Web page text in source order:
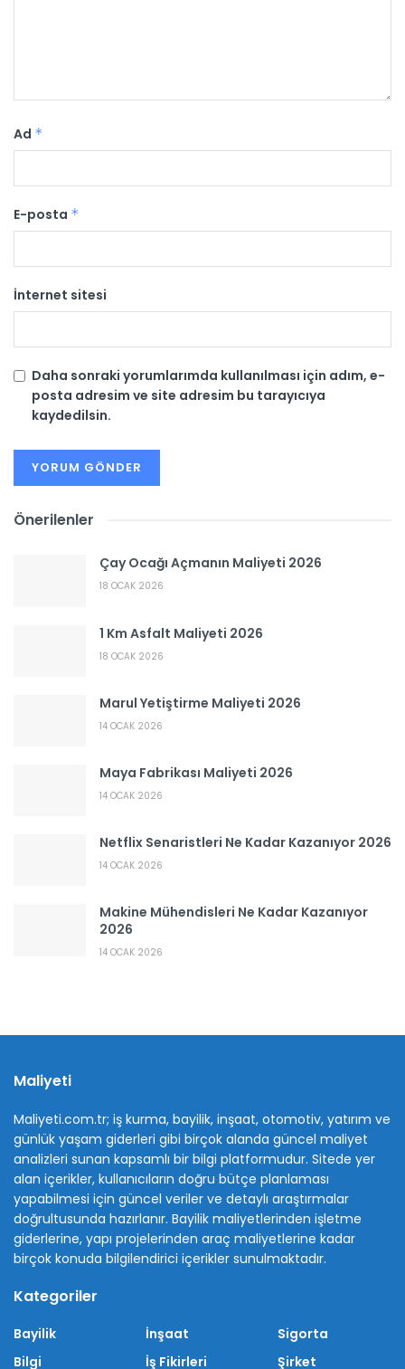
Ad *
E-posta *
İnternet sitesi
Daha sonraki yorumlarımda kullanılması için adım, e-
posta adresim ve site adresim bu tarayıcıya
kaydedilsin.
Önerilenler
Çay Ocağı Açmanın Maliyeti 2026
18 OCAK 2026
1 Km Asfalt Maliyeti 2026
18 OCAK 2026
Marul Yetiştirme Maliyeti 2026
14 OCAK 2026
Maya Fabrikası Maliyeti 2026
14 OCAK 2026
Netflix Senaristleri Ne Kadar Kazanıyor 2026
14 OCAK 2026
Makine Mühendisleri Ne Kadar Kazanıyor
2026
14 OCAK 2026
Maliyeti
Maliyeti.com.tr; iş kurma, bayilik, inşaat, otomotiv, yatırım ve
günlük yaşam giderleri gibi birçok alanda güncel maliyet
analizleri sunan kapsamlı bir bilgi platformudur. Sitede yer
alan içerikler, kullanıcıların doğru bütçe planlaması
yapabilmesi için güncel veriler ve detaylı araştırmalar
doğrultusunda hazırlanır. Bayilik maliyetlerinden işletme
giderlerine, yapı projelerinden araç maliyetlerine kadar
birçok konuda bilgilendirici içerikler sunulmaktadır.
Kategoriler
Bayilik
Bilgi
İnşaat
İş Fikirleri
Sigorta
Şirket